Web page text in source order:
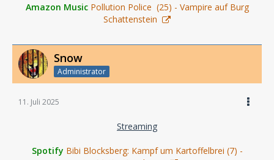
Amazon Music Pollution Police (25) - Vampire auf Burg
Schattenstein
Snow
Administrator
11. Juli 2025
Streaming
Spotify Bibi Blocksberg: Kampf um Kartoffelbrei (7) -